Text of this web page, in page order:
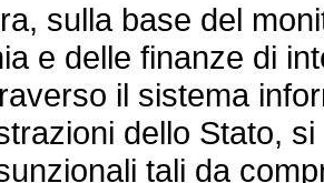
sulla base del
e delle finanze di
il sistema
dello Stato,
tali da